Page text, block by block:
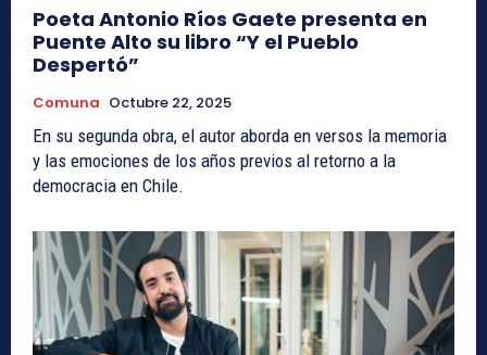
Poeta Antonio Ríos Gaete presenta en
Puente Alto su libro “Y el Pueblo
Despertó”
Comuna Octubre 22, 2025
En su segunda obra, el autor aborda en versos la memoria
y las emociones de los años previos al retorno a la
democracia en Chile.